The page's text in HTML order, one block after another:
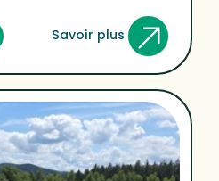
Savoir plus